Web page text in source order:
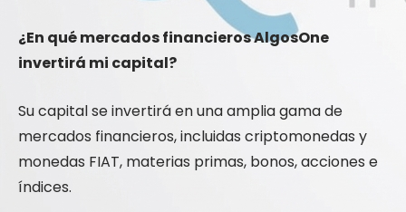
¿En qué mercados financieros AlgosOne
invertirá mi capital?
Su capital se invertirá en una amplia gama de
mercados financieros, incluidas criptomonedas y
monedas FIAT, materias primas, bonos, acciones e
índices.